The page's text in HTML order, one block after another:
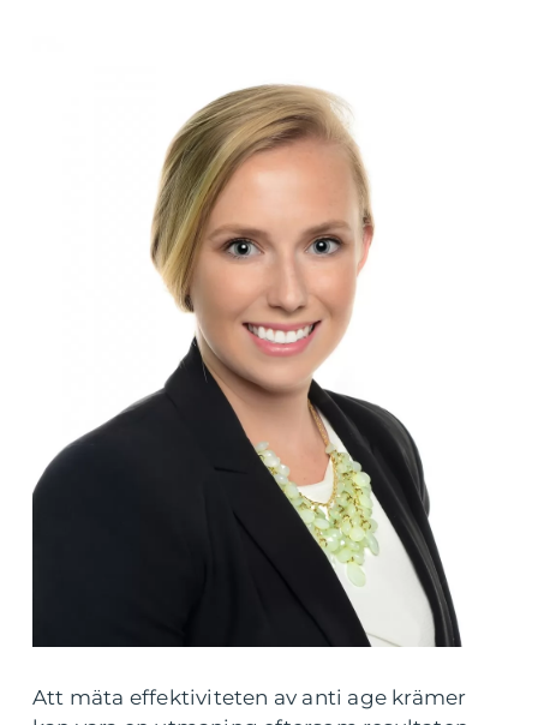
Att mäta effektiviteten av anti age krämer